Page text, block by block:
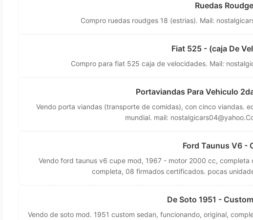
Ruedas
Compro ruedas roudges 18 (estrias). Mail:
Fiat 525 - (caja De
Compro para fiat 525 caja de velocidades. Mail:
Portaviandas Para Vehiculo
Vendo porta viandas (transporte de comidas), con cinco viandas.
mundial. mail:
Ford Taunus V6 -
Vendo ford taunus v6 cupe mod, 1967 - motor 2000 cc,
completa, 08 firmados certificados. pocas
De Soto 1951 -
Vendo de soto mod. 1951 custom sedan, funcionando, original,